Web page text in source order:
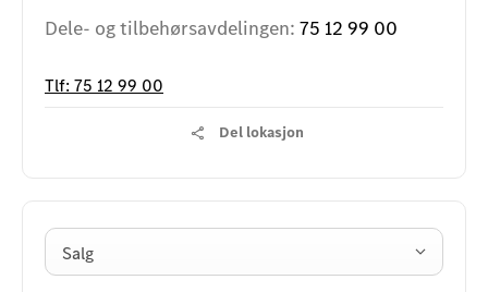
Dele- og tilbehørsavdelingen: 75 12 99 00
Tlf: 75 12 99 00
Del lokasjon
Salg